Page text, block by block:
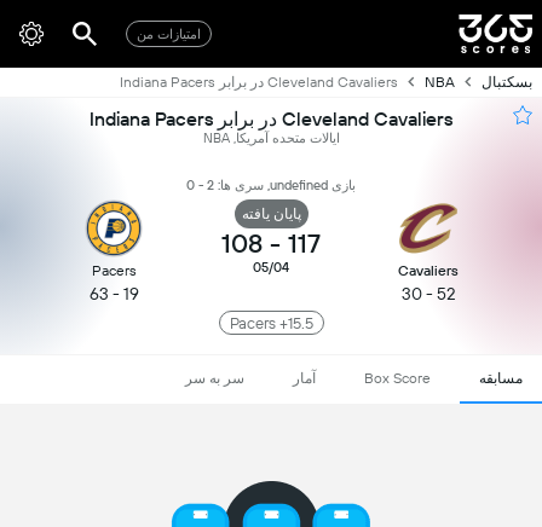
امتیازات من
بسکتبال NBA Cleveland Cavaliers در برابر Indiana Pacers
Cleveland Cavaliers در برابر Indiana Pacers
ایالات متحده آمریکا, NBA
بازی undefined, سری ها: 2 - 0
Cavaliers
52 - 30
پایان یافته
117
-
108
05/04
Pacers
19 - 63
Pacers +15.5
مسابقه Box Score آمار سر به سر